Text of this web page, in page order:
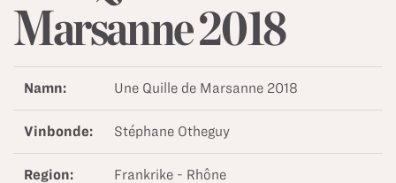
Marsanne 2018
Namn: Une Quille de Marsanne 2018
Vinbonde: Stéphane Otheguy
Region: Frankrike - Rhône